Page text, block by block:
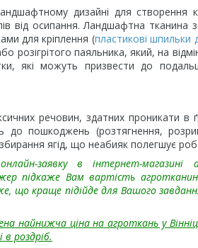
дизайні для створення
від осипання. Ландшафтна тканина
для кріплення (пластикові шпильки
паяльника, який, на
які можуть призвести до
речовин, здатних проникати в
до пошкоджень (розтягнення,
ягід, що неабияк полегшує
заявку в інтернет-магазині
підкаже Вам вартість
що краще підійде для Вашого
найнижча ціна на агроткань у
роздріб.